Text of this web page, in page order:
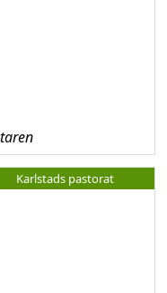
Karlstads pastorat